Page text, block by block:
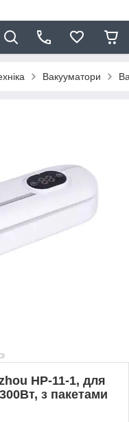
Вакууматори
HP-11-1, для
з пакетами